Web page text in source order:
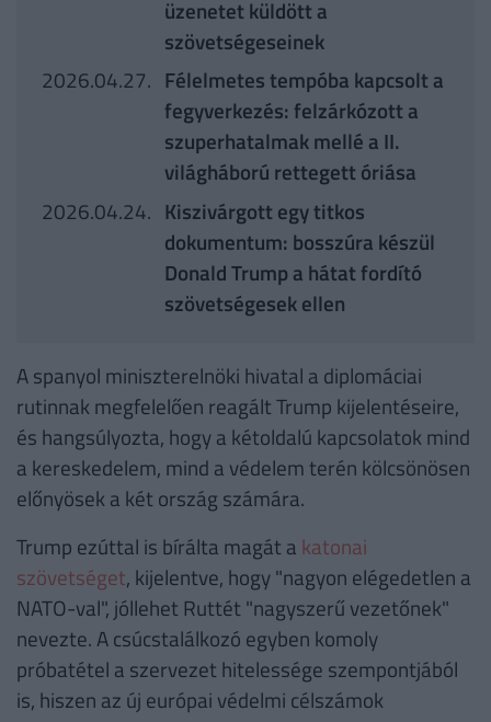
üzenetet küldött a
szövetségeseinek
2026.04.27. Félelmetes tempóba kapcsolt a
fegyverkezés: felzárkózott a
szuperhatalmak mellé a II.
világháború rettegett óriása
2026.04.24. Kiszivárgott egy titkos
dokumentum: bosszúra készül
Donald Trump a hátat fordító
szövetségesek ellen
A spanyol miniszterelnöki hivatal a diplomáciai
rutinnak megfelelően reagált Trump kijelentéseire,
és hangsúlyozta, hogy a kétoldalú kapcsolatok mind
a kereskedelem, mind a védelem terén kölcsönösen
előnyösek a két ország számára.
Trump ezúttal is bírálta magát a katonai
szövetséget, kijelentve, hogy "nagyon elégedetlen a
NATO-val", jóllehet Ruttét "nagyszerű vezetőnek"
nevezte. A csúcstalálkozó egyben komoly
próbatétel a szervezet hitelessége szempontjából
is, hiszen az új európai védelmi célszámok